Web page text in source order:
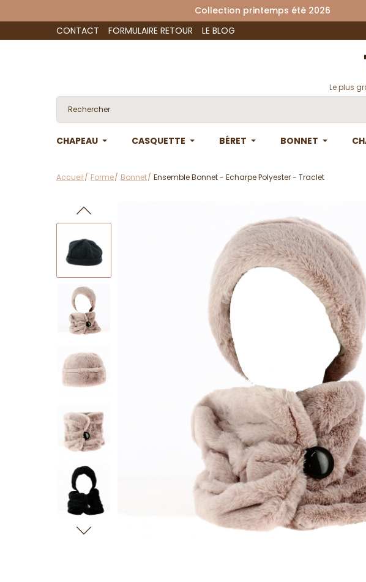
Collection printemps été
CONTACT
FORMULAIRE RETOUR LE BLOG
Le plus
CHAPEAU CASQUETTE BÉRET BONNET
Accueil Forme Bonnet Ensemble Bonnet - Echarpe Polyester - Traclet